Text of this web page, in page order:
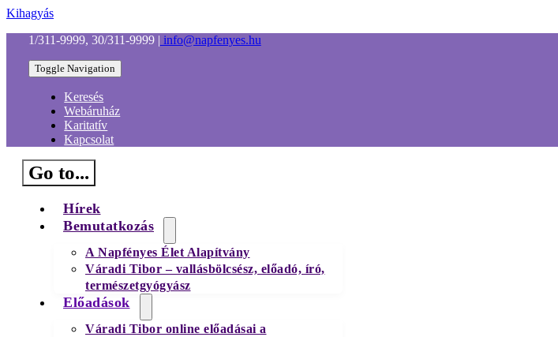
Kihagyás
1/311-9999, 30/311-9999 | info@napfenyes.hu
Toggle Navigation
Keresés
Webáruház
Karitatív
Kapcsolat
Go to...
Hírek
Bemutatkozás
A Napfényes Élet Alapítvány
Váradi Tibor – vallásbölcsész, előadó, író,
természetgyógyász
Előadások
Váradi Tibor online előadásai a